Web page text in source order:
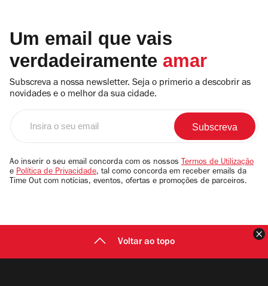
Um email que vais
verdadeiramente amar
Subscreva a nossa newsletter. Seja o primerio a descobrir as
novidades e o melhor da sua cidade.
email
Ao inserir o seu email concorda com os nossos Termos de Utilização
e Política de Privacidade, tal como concorda em receber emails da
Time Out com notícias, eventos, ofertas e promoções de parceiros.
Voltar ao topo